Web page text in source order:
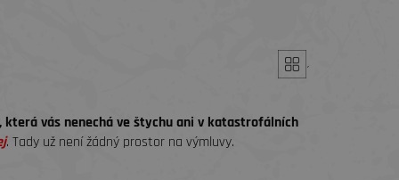
´
která vás nenechá ve štychu ani v katastrofálních
. Tady už není žádný prostor na výmluvy.